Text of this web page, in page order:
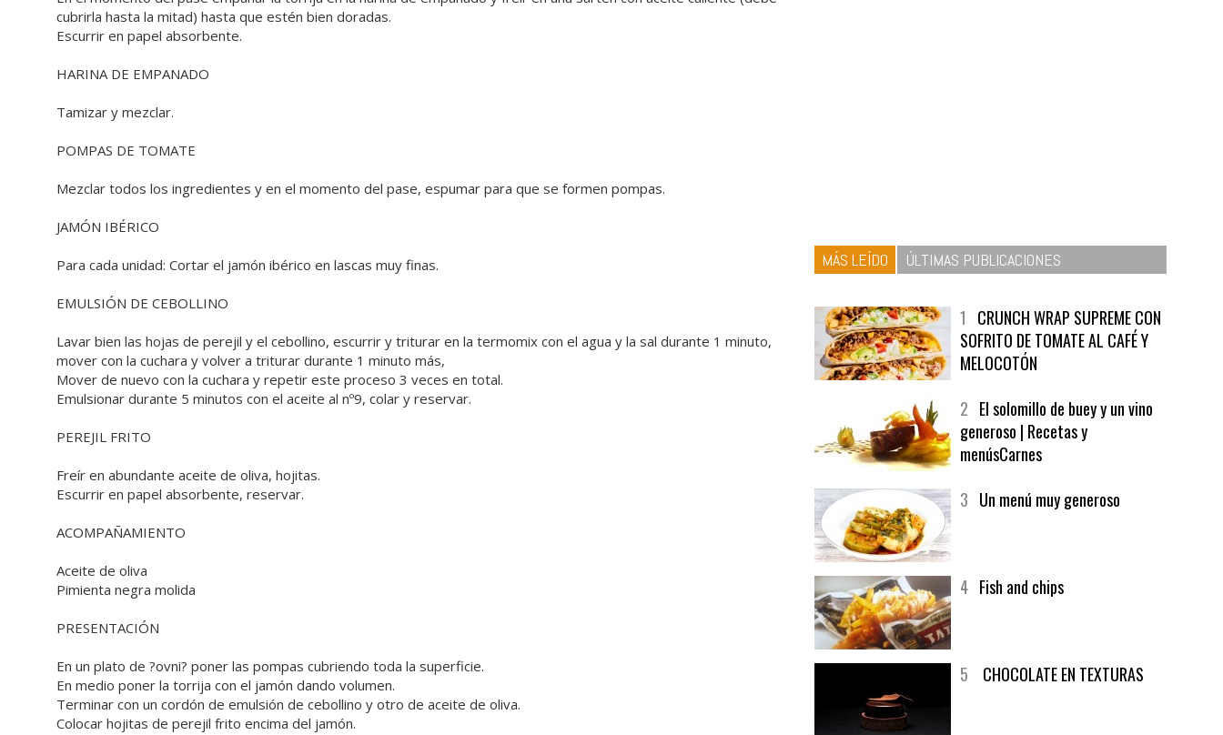
cubrirla hasta la mitad) hasta que estén bien doradas.
Escurrir en papel absorbente.
HARINA DE EMPANADO
Tamizar y mezclar.
POMPAS DE TOMATE
Mezclar todos los ingredientes y en el momento del pase, espumar para que se formen pompas.
JAMÓN IBÉRICO
Para cada unidad: Cortar el jamón ibérico en lascas muy finas.
EMULSIÓN DE CEBOLLINO
Lavar bien las hojas de perejil y el cebollino, escurrir y triturar en la termomix con el agua y la sal durante 1 minuto,
mover con la cuchara y volver a triturar durante 1 minuto más,
Mover de nuevo con la cuchara y repetir este proceso 3 veces en total.
Emulsionar durante 5 minutos con el aceite al nº9, colar y reservar.
PEREJIL FRITO
Freír en abundante aceite de oliva, hojitas.
Escurrir en papel absorbente, reservar.
ACOMPAÑAMIENTO
Aceite de oliva
Pimienta negra molida
PRESENTACIÓN
En un plato de ?ovni? poner las pompas cubriendo toda la superficie.
En medio poner la torrija con el jamón dando volumen.
Terminar con un cordón de emulsión de cebollino y otro de aceite de oliva.
Colocar hojitas de perejil frito encima del jamón.
MÁS LEÍDO ÚLTIMAS PUBLICACIONES
SOFRITO DE TOMATE AL CAFÉ Y
MELOCOTÓN
generoso | Recetas y